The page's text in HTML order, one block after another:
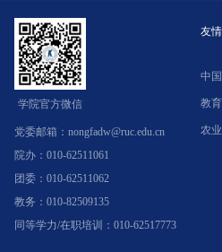
学院官方微信
党委邮箱：nongfadw@ruc.edu.cn
院办：010-62511061
团委：010-62511062
教务：010-82509135
同等学力/在职培训：010-62517773
友
中
教
农